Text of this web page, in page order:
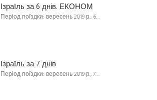
Ізраїль за 6 днів. ЕКОНОМ
Період поїздки: вересень 2019 р., 6…
Ізраїль за 7 днів
Період поїздки: вересень 2019 р., 7…